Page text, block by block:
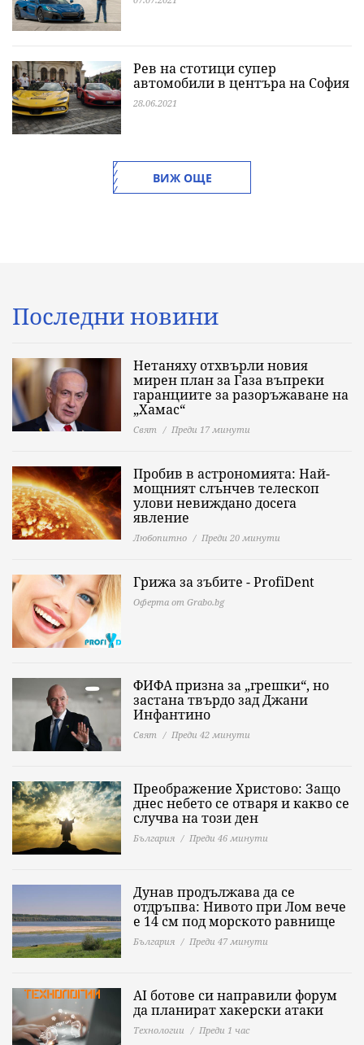
Рев на стотици супер
автомобили в центъра на София
28.06.2021
ВИЖ ОЩЕ
Последни новини
Нетаняху отхвърли новия
мирен план за Газа въпреки
гаранциите за разоръжаване на
„Хамас“
Свят Преди 17 минути
Пробив в астрономията: Най-
мощният слънчев телескоп
улови невиждано досега
явление
Любопитно Преди 20 минути
Грижа за зъбите - ProfiDent
Оферта от Grabo.bg
ФИФА призна за „грешки“, но
застана твърдо зад Джани
Инфантино
Свят Преди 42 минути
Преображение Христово: Защо
днес небето се отваря и какво се
случва на този ден
България Преди 46 минути
Дунав продължава да се
отдръпва: Нивото при Лом вече
е 14 см под морското равнище
България Преди 47 минути
AI ботове си направили форум
да планират хакерски атаки
Технологии Преди 1 час